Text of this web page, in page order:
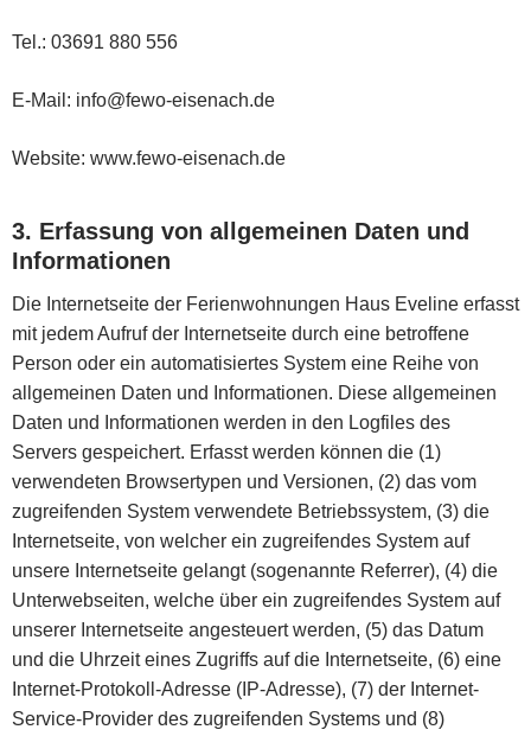
Tel.: 03691 880 556
E-Mail: info@fewo-eisenach.de
Website: www.fewo-eisenach.de
3. Erfassung von allgemeinen Daten und
Informationen
Die Internetseite der Ferienwohnungen Haus Eveline erfasst
mit jedem Aufruf der Internetseite durch eine betroffene
Person oder ein automatisiertes System eine Reihe von
allgemeinen Daten und Informationen. Diese allgemeinen
Daten und Informationen werden in den Logfiles des
Servers gespeichert. Erfasst werden können die (1)
verwendeten Browsertypen und Versionen, (2) das vom
zugreifenden System verwendete Betriebssystem, (3) die
Internetseite, von welcher ein zugreifendes System auf
unsere Internetseite gelangt (sogenannte Referrer), (4) die
Unterwebseiten, welche über ein zugreifendes System auf
unserer Internetseite angesteuert werden, (5) das Datum
und die Uhrzeit eines Zugriffs auf die Internetseite, (6) eine
Internet-Protokoll-Adresse (IP-Adresse), (7) der Internet-
Service-Provider des zugreifenden Systems und (8)